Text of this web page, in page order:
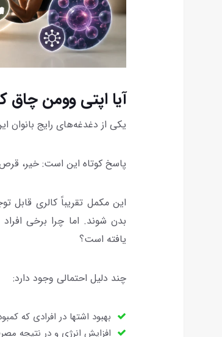
آیا اپتی وومن چاق
یکی از دغدغه‌های رایج
پاسخ کوتاه این است: خیر،
این مکمل تقریباً کالری قابل
بدن شوند. اما چرا برخی
یافته است؟
چند دلیل احتمالی وجود دارد:
بهبود اشتها در افرادی که
افزایش انرژی و در نتیجه